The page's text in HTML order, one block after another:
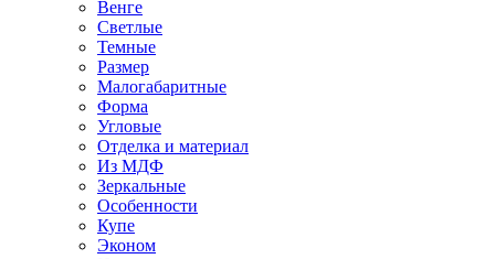
Венге
Светлые
Темные
Размер
Малогабаритные
Форма
Угловые
Отделка и материал
Из МДФ
Зеркальные
Особенности
Купе
Эконом